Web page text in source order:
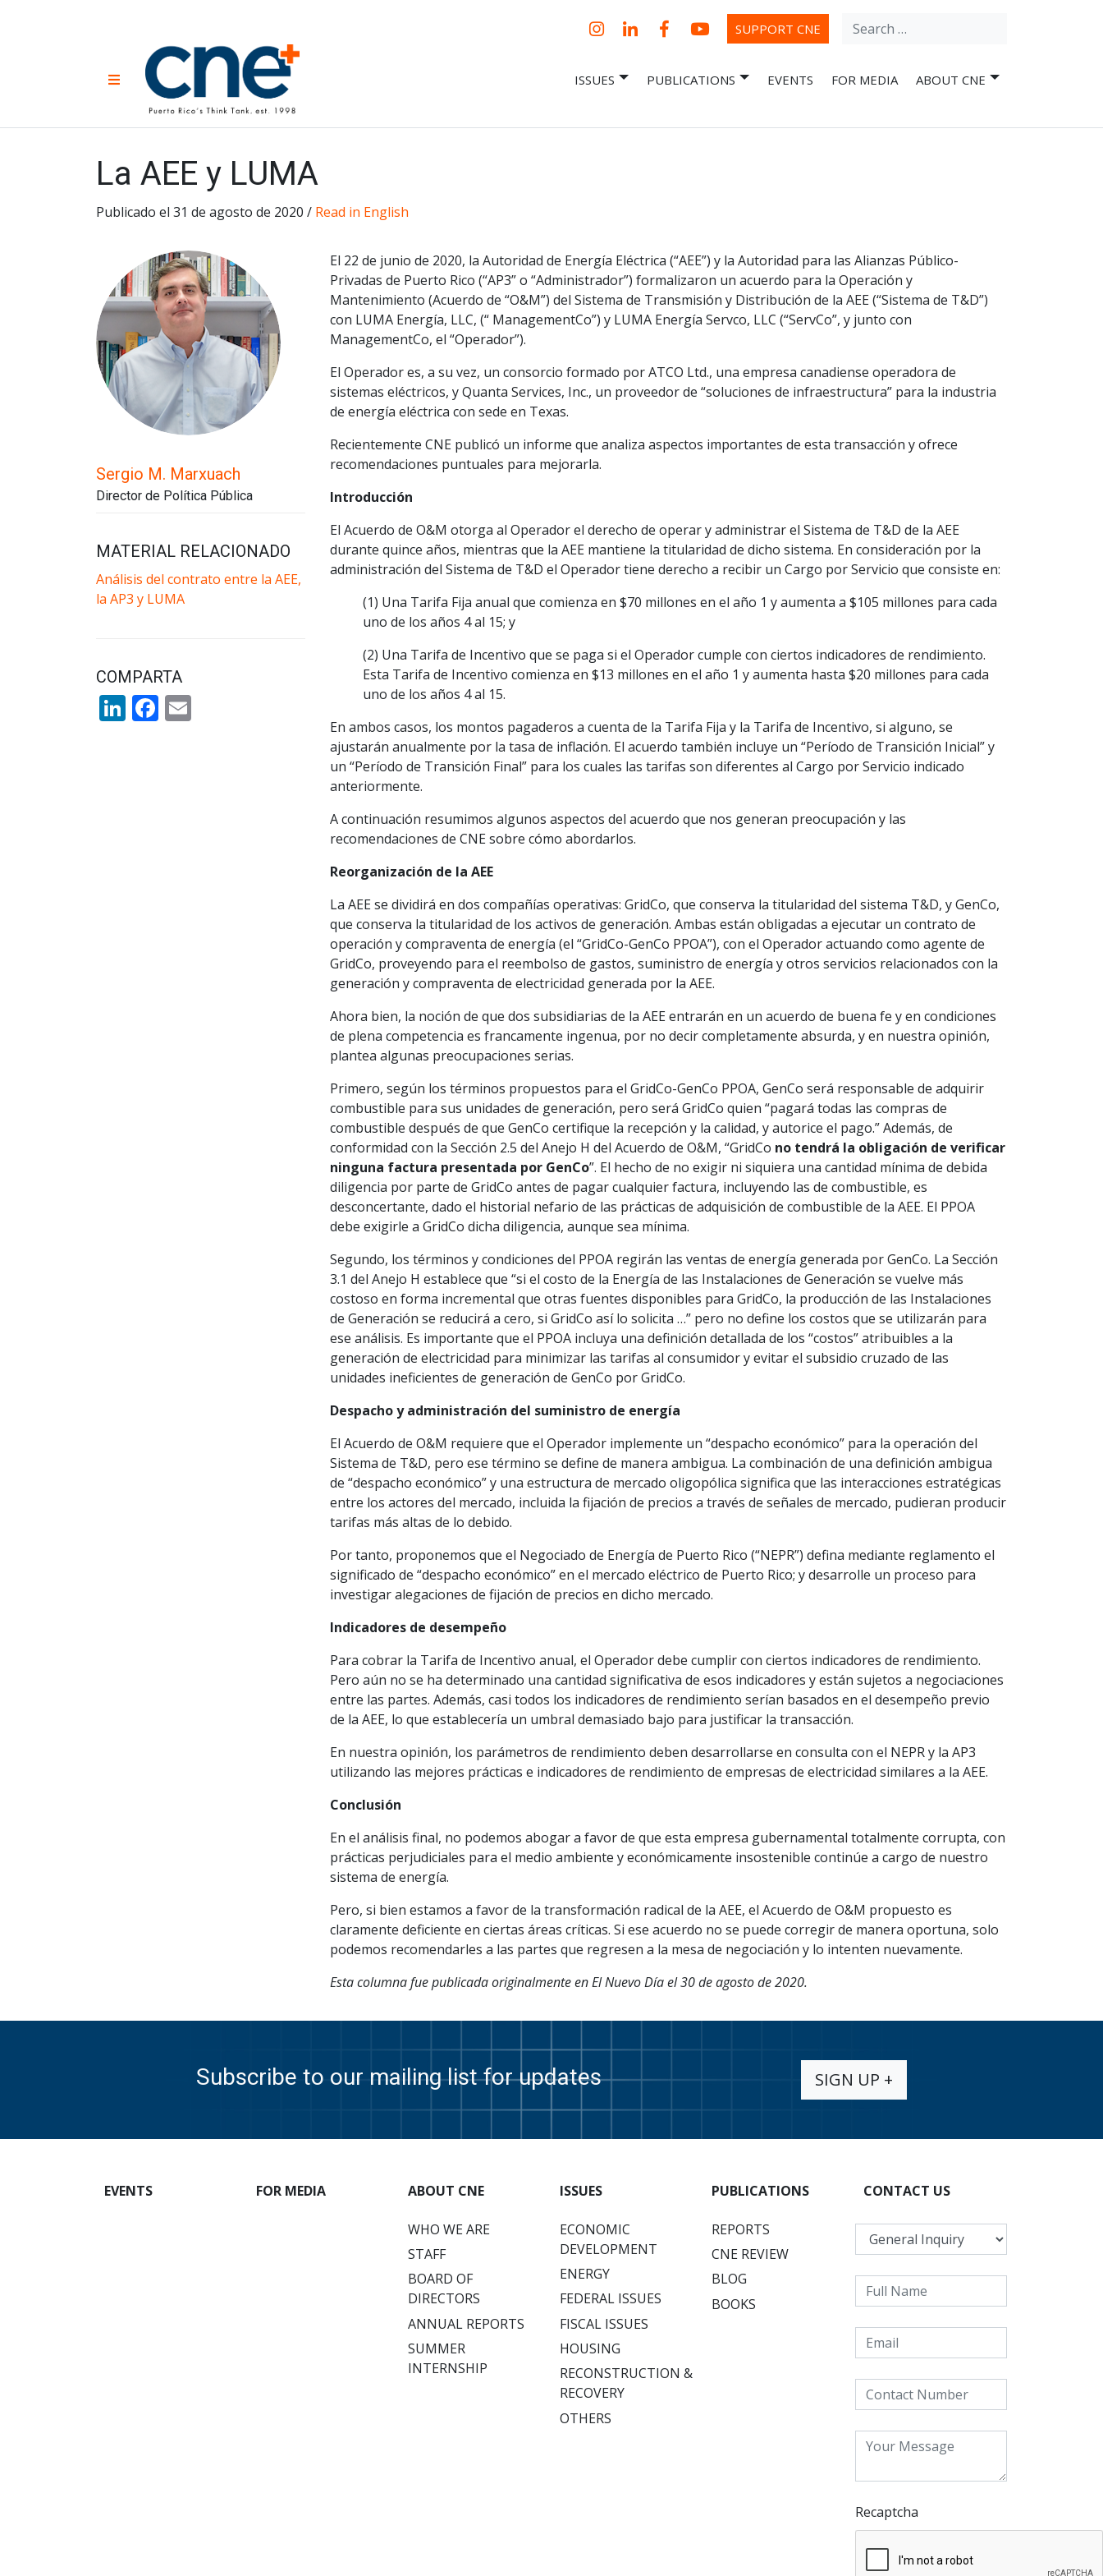
Instagram
LinkedInFacebookYouTubeSUPPORT CNE
Search
Una Nueva
for a New Economy
ISSUES PUBLICATIONS EVENTS FOR MEDIA ABOUT CNE
La AEE y LUMA
Publicado el 31 de agosto de 2020 / Read in English
Sergio M. Marxuach
Director de Política Pública
MATERIAL RELACIONADO
Análisis del contrato entre la AEE,
la AP3 y LUMA
COMPARTA
LinkedIn
Facebook
El 22 de junio de 2020, la Autoridad de Energía Eléctrica (“AEE”) y la Autoridad para las Alianzas Público-
Privadas de Puerto Rico (“AP3” o “Administrador”) formalizaron un acuerdo para la Operación y
Mantenimiento (Acuerdo de “O&M”) del Sistema de Transmisión y Distribución de la AEE (“Sistema de T&D”)
con LUMA Energía, LLC, (“ ManagementCo”) y LUMA Energía Servco, LLC (“ServCo”, y junto con
ManagementCo, el “Operador”).
El Operador es, a su vez, un consorcio formado por ATCO Ltd., una empresa canadiense operadora de
sistemas eléctricos, y Quanta Services, Inc., un proveedor de “soluciones de infraestructura” para la industria
de energía eléctrica con sede en Texas.
Recientemente CNE publicó un informe que analiza aspectos importantes de esta transacción y ofrece
recomendaciones puntuales para mejorarla.
Introducción
El Acuerdo de O&M otorga al Operador el derecho de operar y administrar el Sistema de T&D de la AEE
durante quince años, mientras que la AEE mantiene la titularidad de dicho sistema. En consideración por la
administración del Sistema de T&D el Operador tiene derecho a recibir un Cargo por Servicio que consiste en:
(1) Una Tarifa Fija anual que comienza en $70 millones en el año 1 y aumenta a $105 millones para cada
uno de los años 4 al 15; y
(2) Una Tarifa de Incentivo que se paga si el Operador cumple con ciertos indicadores de rendimiento.
Esta Tarifa de Incentivo comienza en $13 millones en el año 1 y aumenta hasta $20 millones para cada
uno de los años 4 al 15.
En ambos casos, los montos pagaderos a cuenta de la Tarifa Fija y la Tarifa de Incentivo, si alguno, se
ajustarán anualmente por la tasa de inflación. El acuerdo también incluye un “Período de Transición Inicial” y
un “Período de Transición Final” para los cuales las tarifas son diferentes al Cargo por Servicio indicado
anteriormente.
A continuación resumimos algunos aspectos del acuerdo que nos generan preocupación y las
recomendaciones de CNE sobre cómo abordarlos.
Reorganización de la AEE
La AEE se dividirá en dos compañías operativas: GridCo, que conserva la titularidad del sistema T&D, y GenCo,
que conserva la titularidad de los activos de generación. Ambas están obligadas a ejecutar un contrato de
operación y compraventa de energía (el “GridCo-GenCo PPOA”), con el Operador actuando como agente de
GridCo, proveyendo para el reembolso de gastos, suministro de energía y otros servicios relacionados con la
generación y compraventa de electricidad generada por la AEE.
Ahora bien, la noción de que dos subsidiarias de la AEE entrarán en un acuerdo de buena fe y en condiciones
de plena competencia es francamente ingenua, por no decir completamente absurda, y en nuestra opinión,
plantea algunas preocupaciones serias.
Primero, según los términos propuestos para el GridCo-GenCo PPOA, GenCo será responsable de adquirir
combustible para sus unidades de generación, pero será GridCo quien “pagará todas las compras de
combustible después de que GenCo certifique la recepción y la calidad, y autorice el pago.” Además, de
conformidad con la Sección 2.5 del Anejo H del Acuerdo de O&M, “GridCo no tendrá la obligación de verificar
ninguna factura presentada por GenCo”. El hecho de no exigir ni siquiera una cantidad mínima de debida
diligencia por parte de GridCo antes de pagar cualquier factura, incluyendo las de combustible, es
desconcertante, dado el historial nefario de las prácticas de adquisición de combustible de la AEE. El PPOA
debe exigirle a GridCo dicha diligencia, aunque sea mínima.
Segundo, los términos y condiciones del PPOA regirán las ventas de energía generada por GenCo. La Sección
3.1 del Anejo H establece que “si el costo de la Energía de las Instalaciones de Generación se vuelve más
costoso en forma incremental que otras fuentes disponibles para GridCo, la producción de las Instalaciones
de Generación se reducirá a cero, si GridCo así lo solicita …” pero no define los costos que se utilizarán para
ese análisis. Es importante que el PPOA incluya una definición detallada de los “costos” atribuibles a la
generación de electricidad para minimizar las tarifas al consumidor y evitar el subsidio cruzado de las
unidades ineficientes de generación de GenCo por GridCo.
Despacho y administración del suministro de energía
El Acuerdo de O&M requiere que el Operador implemente un “despacho económico” para la operación del
Sistema de T&D, pero ese término se define de manera ambigua. La combinación de una definición ambigua
de “despacho económico” y una estructura de mercado oligopólica significa que las interacciones estratégicas
entre los actores del mercado, incluida la fijación de precios a través de señales de mercado, pudieran producir
tarifas más altas de lo debido.
Por tanto, proponemos que el Negociado de Energía de Puerto Rico (“NEPR”) defina mediante reglamento el
significado de “despacho económico” en el mercado eléctrico de Puerto Rico; y desarrolle un proceso para
investigar alegaciones de fijación de precios en dicho mercado.
Indicadores de desempeño
Para cobrar la Tarifa de Incentivo anual, el Operador debe cumplir con ciertos indicadores de rendimiento.
Pero aún no se ha determinado una cantidad significativa de esos indicadores y están sujetos a negociaciones
entre las partes. Además, casi todos los indicadores de rendimiento serían basados en el desempeño previo
de la AEE, lo que establecería un umbral demasiado bajo para justificar la transacción.
En nuestra opinión, los parámetros de rendimiento deben desarrollarse en consulta con el NEPR y la AP3
utilizando las mejores prácticas e indicadores de rendimiento de empresas de electricidad similares a la AEE.
Conclusión
En el análisis final, no podemos abogar a favor de que esta empresa gubernamental totalmente corrupta, con
prácticas perjudiciales para el medio ambiente y económicamente insostenible continúe a cargo de nuestro
sistema de energía.
Pero, si bien estamos a favor de la transformación radical de la AEE, el Acuerdo de O&M propuesto es
claramente deficiente en ciertas áreas críticas. Si ese acuerdo no se puede corregir de manera oportuna, solo
podemos recomendarles a las partes que regresen a la mesa de negociación y lo intenten nuevamente.
Esta columna fue publicada originalmente en El Nuevo Día el 30 de agosto de 2020.
Subscribe to our mailing list for updates SIGN UP +
EVENTS FOR MEDIA ABOUT CNE
WHO WE ARE
STAFF
BOARD OF
DIRECTORS
ANNUAL REPORTS
SUMMER
INTERNSHIP
ISSUES
ECONOMIC
DEVELOPMENT
ENERGY
FEDERAL ISSUES
FISCAL ISSUES
HOUSING
RECONSTRUCTION &
RECOVERY
OTHERS
PUBLICATIONS
REPORTS
CNE REVIEW
BLOG
BOOKS
CONTACT US
Recaptcha